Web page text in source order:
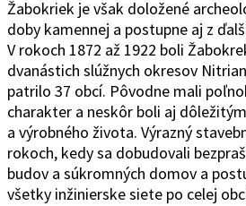
Žabokriek je však doložené
doby kamennej a postupne aj z
V rokoch 1872 až 1922 boli
dvanástich slúžnych okresov
patrilo 37 obcí. Pôvodne mali
charakter a neskôr boli aj
a výrobného života. Výrazný
rokoch, kedy sa dobudovali
budov a súkromných domov a
všetky inžinierske siete po celej